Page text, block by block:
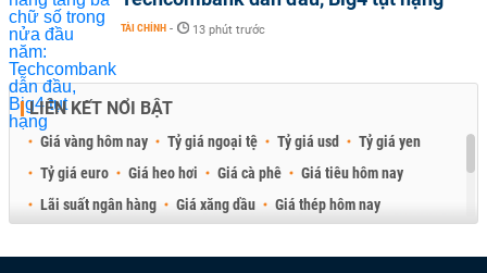
TÀI CHÍNH - 13 phút trước
LIÊN KẾT NỔI BẬT
Giá vàng hôm nay Tỷ giá ngoại tệ Tỷ giá usd
Tỷ giá yen
Tỷ giá euro
Giá heo hơi Giá cà phê
Giá tiêu hôm nay
Lãi suất ngân hàng
Giá xăng dầu
Giá thép hôm nay